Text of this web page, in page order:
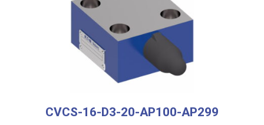
CVCS-16-D3-20-AP100-AP299